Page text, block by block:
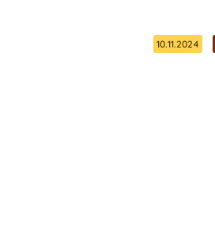
10.11.2024